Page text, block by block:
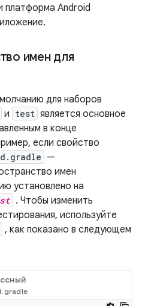
платформа Android
имен для
для наборов
и test является основное
в конце
если свойство
—
имен
установлено на
. Чтобы изменить
используйте
, как показано в следующем